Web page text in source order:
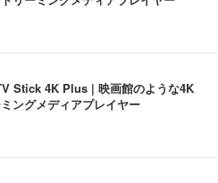
Stick 4K Plus | 映画館のような4K
ングメディアプレイヤー